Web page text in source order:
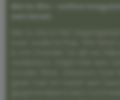
Me to We – online